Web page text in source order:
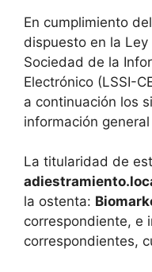
En cumplimiento
dispuesto en la
Sociedad de la
Electrónico (LSSI-
a continuación los
información
La titularidad de
la ostenta:
correspondiente, e
correspondientes,